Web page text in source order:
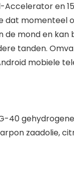
en
mond en
tanden.
mobiele
40
zaadolie,